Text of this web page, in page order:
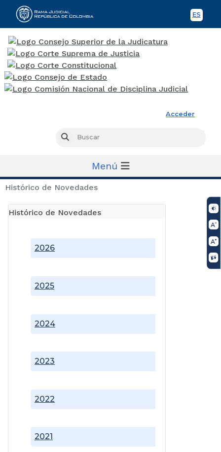
ES
Acceder
Buscar
Menú
Histórico de Novedades
Histórico de Novedades
2021
2022
2023
2024
2025
2026